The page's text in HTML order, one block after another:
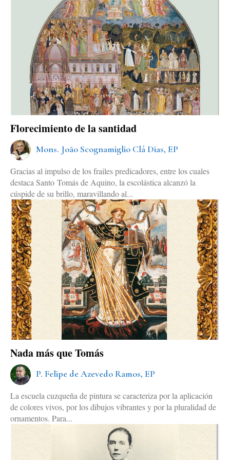
Florecimiento de la santidad
Mons. João Scognamiglio Clá Dias, EP
Gracias al impulso de los frailes predicadores, entre los cuales
destaca Santo Tomás de Aquino, la escolástica alcanzó la
cúspide de su brillo, maravillando al...
Nada más que Tomás
P. Felipe de Azevedo Ramos, EP
La escuela cuzqueña de pintura se caracteriza por la aplicación
de colores vivos, por los dibujos vibrantes y por la pluralidad de
ornamentos. Para...